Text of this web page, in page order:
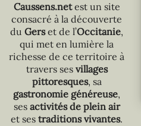
Caussens.netest un site
consacré à la découverte
du Gerset de l’Occitanie,
qui met en lumière la
richesse de ce territoire à
travers ses villages
pittoresques, sa
gastronomie généreuse,
ses activités de plein air
et ses traditions vivantes.